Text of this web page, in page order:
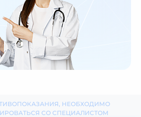
НЕОБХОДИМО
СО СПЕЦИАЛИСТОМ